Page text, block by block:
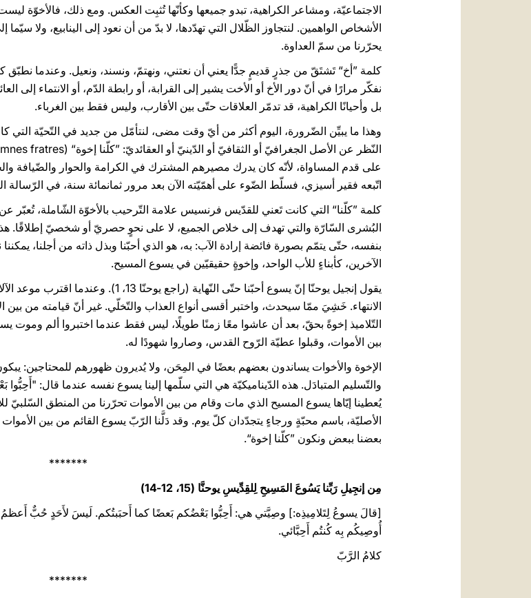
الاجتماعيّة، ومشاعر الكراهية، تبدو جميعها وكأنّها تُثبِت العكس. ومع ذلك، فالأخوّة
الأشخاص الواهمين. لنتجاوز الظّلال التي تهدّدها، لا بدّ من أن نعود إلى الينابيع، ولا
يحرّرنا من سمّ العداوة.
كلمة ”أخ“ تَشتَقّ من جذرٍ قديمٍ جدًّا يعني أن نعتني، ونهتمّ، ونسند، ونعيل. وعندما
نفكّر مرارًا في أنّ دور الأخ أو الأخت يشير إلى القرابة، أو رابطة الدّم، أو الانتماء إلى
بل وأحيانًا الكراهية، قد تدمّر العلاقات حتّى بين الأقارب، وليس فقط بين الغرباء.
وهذا ما يبيِّن الضّرورة، اليوم أكثر من أيّ وقت مضى، لنتأمّل من جديد في التّحيّة
على قدم المساواة، لأنّه كان يدرك مصيرهم المشترك في الكرامة والحوار والضّيافة
اتّبعه فقير أسيزي، فسلّط الضّوء على أهمّيّته الآن بعد مرور ثمانمائة سنة، في الرّسالة
كلمة ”كلّنا“ التي كانت تَعني للقدّيس فرنسيس علامة التّرحيب بالأخوّة الشّاملة، تُعبّر
البُشرى السّارّة والتي تهدف إلى خلاص الجميع، لا على نحوٍ حصريّ أو شخصيّ إطلاقًا.
بنفسه، حتّى يتمّم بصورة فائضة إرادة الآب: به، هو الذي أحبّنا وبذل ذاته من أجلنا،
الآخرين، كأبناءٍ للأب الواحد، وإخوةٍ حقيقيّين في يسوع المسيح.
يقول إنجيل يوحنّا إنّ يسوع أحبّنا حتّى
الانتهاء. خَشِيَ ممّا سيحدث، واختبر أقسى أنواع العذاب والتّخلّي. غير أنّ قيامته من بين
التّلاميذ إخوةً بحقّ، بعد أن عاشوا معًا زمنًا طويلًا، ليس فقط عندما اختبروا ألم
بين الأموات، وقبلوا عطيّة الرّوح القدس، وصاروا شهودًا له.
الإخوة والأخوات يساندون بعضهم بعضًا في المِحَن، ولا يُديرون ظهورهم للمحتاجين:
يُعطينا إيّاها يسوع المسيح الذي مات وقام من بين الأموات تحرّرنا من المنطق السّلبيّ
الأصليّة، باسم محبّةٍ ورجاءٍ يتجدّدان كلّ يوم. وقد دَلَّنا الرّبّ يسوع القائم من بين
بعضنا ببعض ونكون ”كلّنا إخوة“.
*******
مِن إنجِيلِ رَبِّنا يَسُوعَ المَسِيحِ لِلقِدِّيسِ يوحنَّا (15، 12-14)
[قالَ يسوعُ لِتَلامِيذِه:] وصِيَّتي هي: أَحِبُّوا بَعْضُكم بَعضًا كما أَحبَبتُكم. لَيسَ لأَحَدٍ حُبٌّ
أُوصِيكُم بِه كُنتُم أَحِبَّائي.
كلامُ الرَّبّ
*******